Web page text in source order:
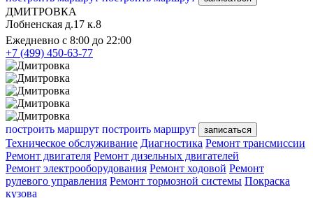
ДМИТРОВКА
Лобненская д.17 к.8
Ежедневно с 8:00 до 22:00
+7 (499) 450-63-77
построить маршрут построить маршрут записаться
Техническое обслуживание Диагностика Ремонт трансмиссии
Ремонт двигателя Ремонт дизельных двигателей
Ремонт электрооборудования Ремонт ходовой Ремонт
рулевого управления Ремонт тормозной системы Покраска
кузова